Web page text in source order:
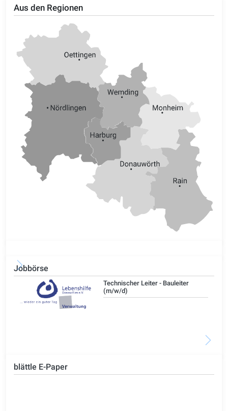
Aus den Regionen
Jobbörse
Technischer Leiter - Bauleiter
(m/w/d)
blättle E-Paper